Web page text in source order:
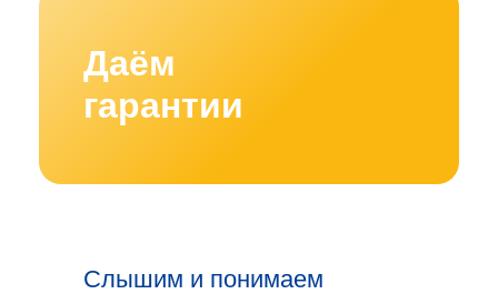
Даём
гарантии
Слышим и понимаем